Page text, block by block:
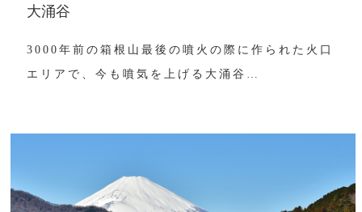
大涌谷
3000年前の箱根山最後の噴火の際に作られた火口
エリアで、今も噴気を上げる大涌谷…